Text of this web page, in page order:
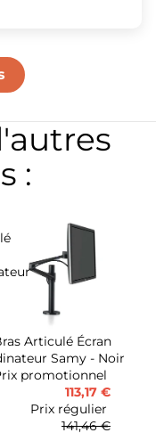
:
Articulé Écran
Samy - Noir
promotionnel
113,17 €
Prix régulier
141,46 €